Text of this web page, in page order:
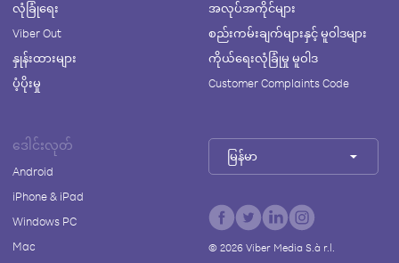
လုံခြုံရေး
Viber Out
နှုန်းထားများ
ပံ့ပိုးမှု
အလုပ်အကိုင်များ
စည်းကမ်းချက်များနှင့် မူဝါဒများ
ကိုယ်ရေးလုံခြုံမှု မူဝါဒ
Customer Complaints Code
ဒေါင်းလုတ်
Android
iPhone & iPad
Windows PC
Mac
မြန်မာ
© 2026Viber Media S.à r.l.